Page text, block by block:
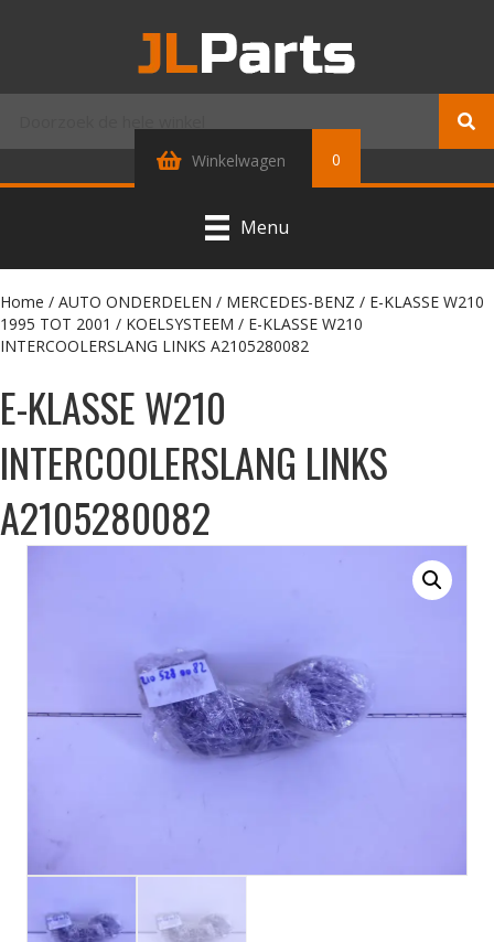
Winkelwagen 0
Menu
Home / AUTO ONDERDELEN / MERCEDES-BENZ / E-KLASSE W210
1995 TOT 2001 / KOELSYSTEEM / E-KLASSE W210
INTERCOOLERSLANG LINKS A2105280082
E-KLASSE W210
INTERCOOLERSLANG LINKS
A2105280082